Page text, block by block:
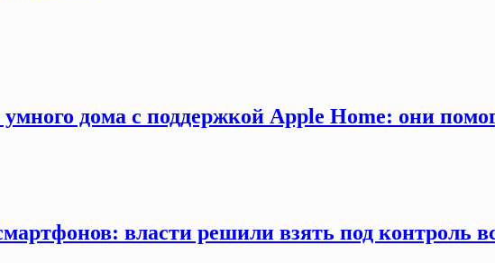
дома с поддержкой Apple Home: они
власти решили взять под контроль